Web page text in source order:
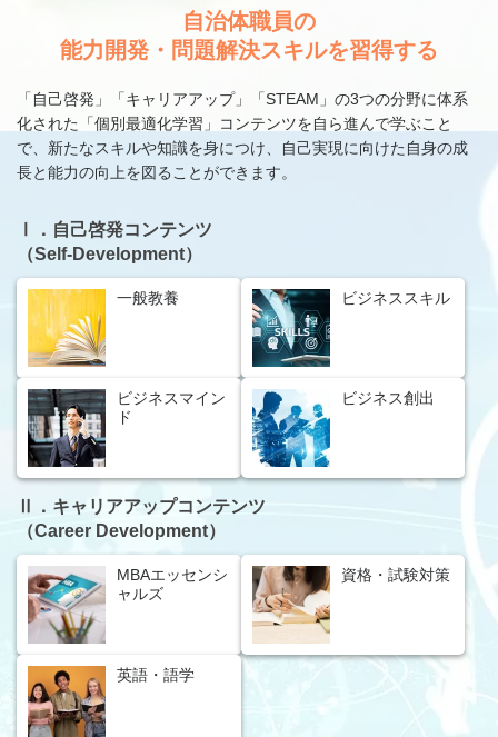
自治体職員の
能力開発・問題解決スキルを習得する
「自己啓発」「キャリアアップ」「STEAM」の3つの分野に体系
化された「個別最適化学習」コンテンツを自ら進んで学ぶこと
で、 新たなスキルや知識を身につけ、自己実現に向けた自身の成
長と能力の向上を図ることができます。
Ⅰ．自己啓発コンテンツ
（Self-Development）
一般教養 ビジネススキル
ビジネスマイン
ド
ビジネス創出
Ⅱ．キャリアアップコンテンツ
（Career Development）
MBAエッセンシ
ャルズ
資格・試験対策
英語・語学